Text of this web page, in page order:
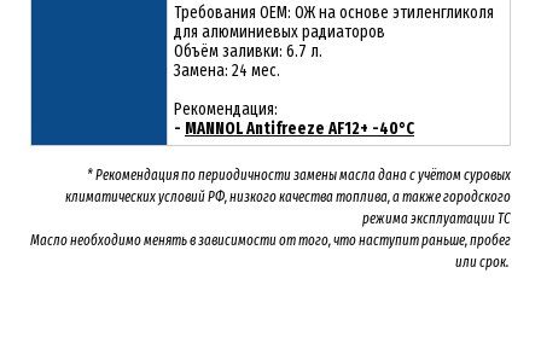
Требования OEM: ОЖ на основе этиленгликоля
для алюминиевых радиаторов
Объём заливки: 6.7 л.
Замена: 24 мес.
Рекомендация:
- MANNOL Antifreeze AF12+ -40°C
* Рекомендация по периодичности замены масла дана с учётом суровых
климатических условий РФ, низкого качества топлива, а также городского
режима эксплуатации ТС
Масло необходимо менятьв зависимости от того, что наступит раньше, пробег
или срок.